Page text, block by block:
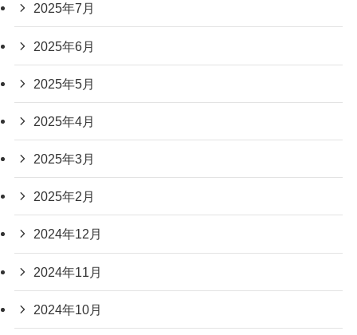
2025年7月
2025年6月
2025年5月
2025年4月
2025年3月
2025年2月
2024年12月
2024年11月
2024年10月